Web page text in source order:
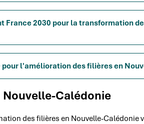
2030 pour la transformation
l'amélioration des filières en
Calédonie
des filières en Nouvelle-Calédonie